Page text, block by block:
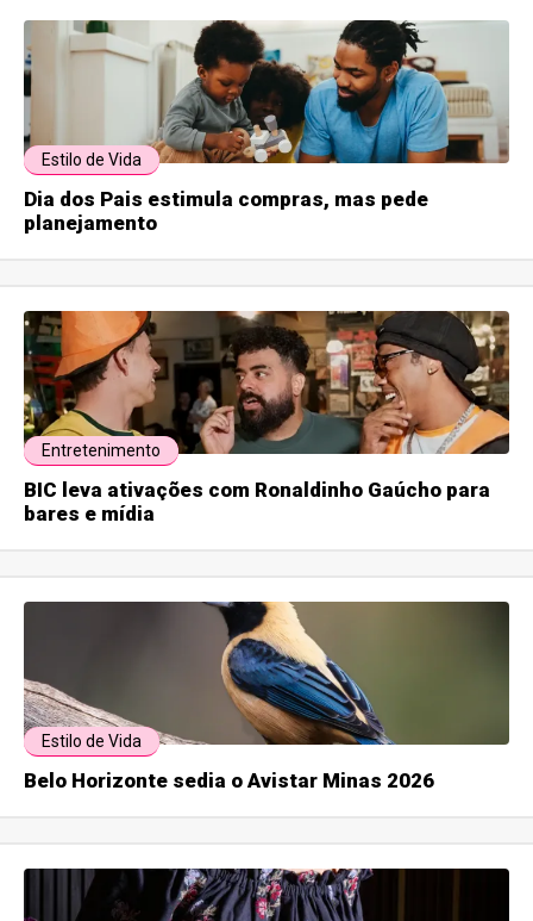
Estilo de Vida
Dia dos Pais estimula compras, mas pede
planejamento
Entretenimento
BIC leva ativações com Ronaldinho Gaúcho para
bares e mídia
Estilo de Vida
Belo Horizonte sedia o Avistar Minas 2026